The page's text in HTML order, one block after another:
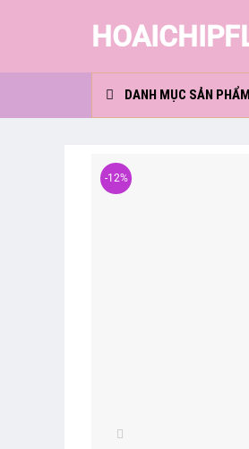
DANH MỤC SẢN PHẨM
-12%